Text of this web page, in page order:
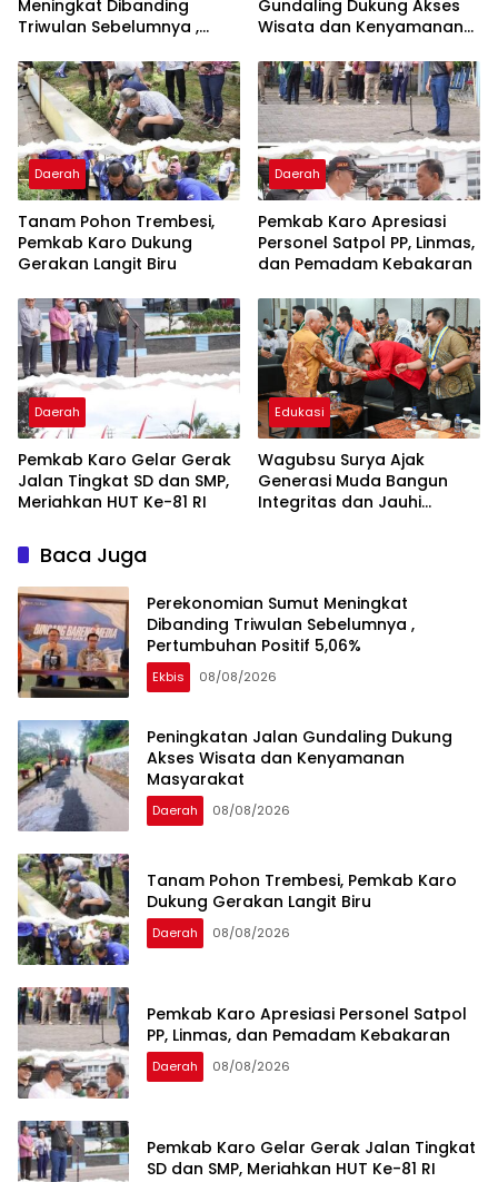
Meningkat Dibanding
Triwulan Sebelumnya ,
Gundaling Dukung Akses
Wisata dan Kenyamanan
Daerah
Tanam Pohon Trembesi,
Pemkab Karo Dukung
Gerakan Langit Biru
Daerah
Pemkab Karo Apresiasi
Personel Satpol PP, Linmas,
dan Pemadam Kebakaran
Daerah
Pemkab Karo Gelar Gerak
Jalan Tingkat SD dan SMP,
Meriahkan HUT Ke-81 RI
Edukasi
Wagubsu Surya Ajak
Generasi Muda Bangun
Integritas dan Jauhi
Baca Juga
Perekonomian Sumut Meningkat
Dibanding Triwulan Sebelumnya ,
Pertumbuhan Positif 5,06%
Ekbis 08/08/2026
Peningkatan Jalan Gundaling Dukung
Akses Wisata dan Kenyamanan
Masyarakat
Daerah 08/08/2026
Tanam Pohon Trembesi, Pemkab Karo
Dukung Gerakan Langit Biru
Daerah 08/08/2026
Pemkab Karo Apresiasi Personel Satpol
PP, Linmas, dan Pemadam Kebakaran
Daerah 08/08/2026
Pemkab Karo Gelar Gerak Jalan Tingkat
SD dan SMP, Meriahkan HUT Ke-81 RI